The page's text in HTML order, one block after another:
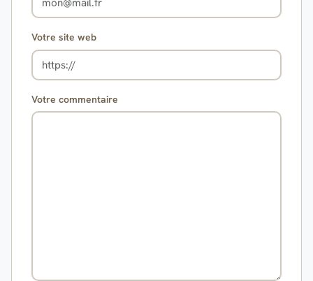
Votre site web
Votre commentaire